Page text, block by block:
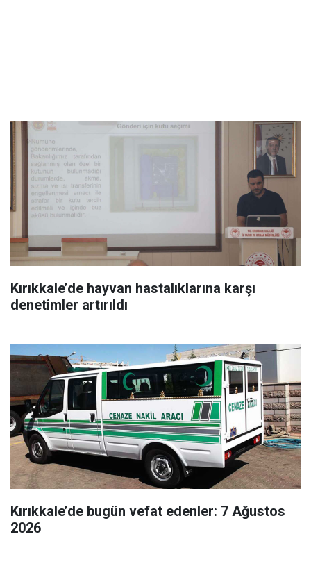
Kırıkkale’de hayvan hastalıklarına karşı
denetimler artırıldı
Kırıkkale’de bugün vefat edenler: 7 Ağustos
2026